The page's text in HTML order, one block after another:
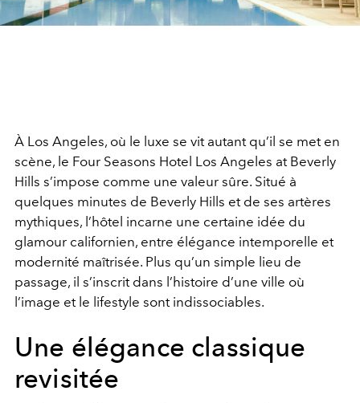
À Los Angeles, où le luxe se vit autant qu’il se met en
scène, le Four Seasons Hotel Los Angeles at Beverly
Hills s’impose comme une valeur sûre. Situé à
quelques minutes de Beverly Hills et de ses artères
mythiques, l’hôtel incarne une certaine idée du
glamour californien, entre élégance intemporelle et
modernité maîtrisée. Plus qu’un simple lieu de
passage, il s’inscrit dans l’histoire d’une ville où
l’image et le lifestyle sont indissociables.
Une élégance classique
revisitée